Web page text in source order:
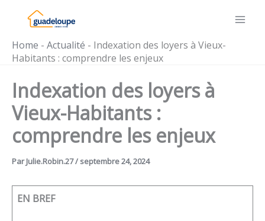
Home - Actualité - Indexation des loyers à Vieux-
Habitants : comprendre les enjeux
Indexation des loyers à
Vieux-Habitants :
comprendre les enjeux
ParJulie.Robin.27/ septembre 24, 2024
EN BREF